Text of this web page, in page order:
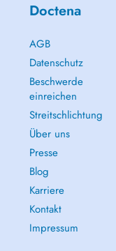
Doctena
AGB
Datenschutz
Beschwerde
einreichen
Streitschlichtung
Über uns
Presse
Blog
Karriere
Kontakt
Impressum